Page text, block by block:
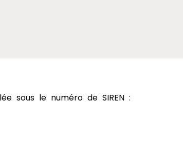
sous le numéro de SIREN :